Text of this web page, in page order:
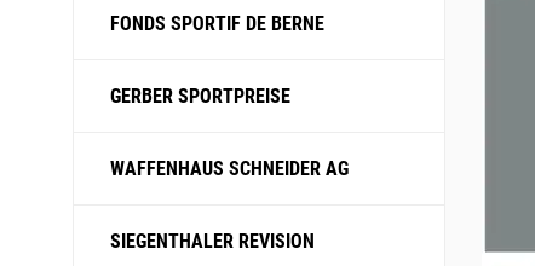
FONDS SPORTIF DE BERNE
GERBER SPORTPREISE
WAFFENHAUS SCHNEIDER AG
SIEGENTHALER REVISION